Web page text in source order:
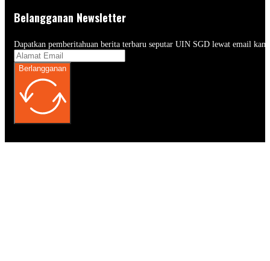
Belangganan Newsletter
Dapatkan pemberitahuan berita terbaru seputar UIN SGD lewat email
Berlangganan